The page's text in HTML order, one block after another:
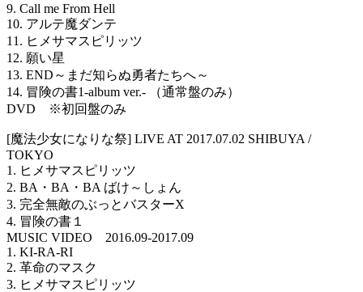
9. Call me From Hell
10. アルテ魔ダンテ
11. ヒメサマスピリッツ
12. 願い星
13. END～まだ知らぬ勇者たちへ～
14. 冒険の書1-album ver.- （通常盤のみ）
DVD ※初回盤のみ
[魔法少女になりな祭] LIVE AT 2017.07.02 SHIBUYA /
TOKYO
1. ヒメサマスピリッツ
2. BA・BA・BA ばけ～しょん
3. 完全無敵のぶっとバスターX
4. 冒険の書１
MUSIC VIDEO 2016.09-2017.09
1. KI-RA-RI
2. 革命のマスク
3. ヒメサマスピリッツ